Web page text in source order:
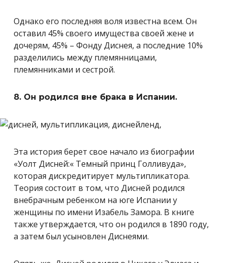
Однако его последняя воля известна всем. Он
оставил 45% своего имущества своей жене и
дочерям, 45% – Фонду Диснея, а последние 10%
разделились между племянницами,
племянниками и сестрой.
8. Он родился вне брака в Испании.
Эта история берет свое начало из биографии
«Уолт Дисней:« Темный принц Голливуда»,
которая дискредитирует мультипликатора.
Теория состоит в том, что Дисней родился
внебрачным ребенком на юге Испании у
женщины по имени Изабель Замора. В книге
также утверждается, что он родился в 1890 году,
а затем был усыновлен Диснеями.